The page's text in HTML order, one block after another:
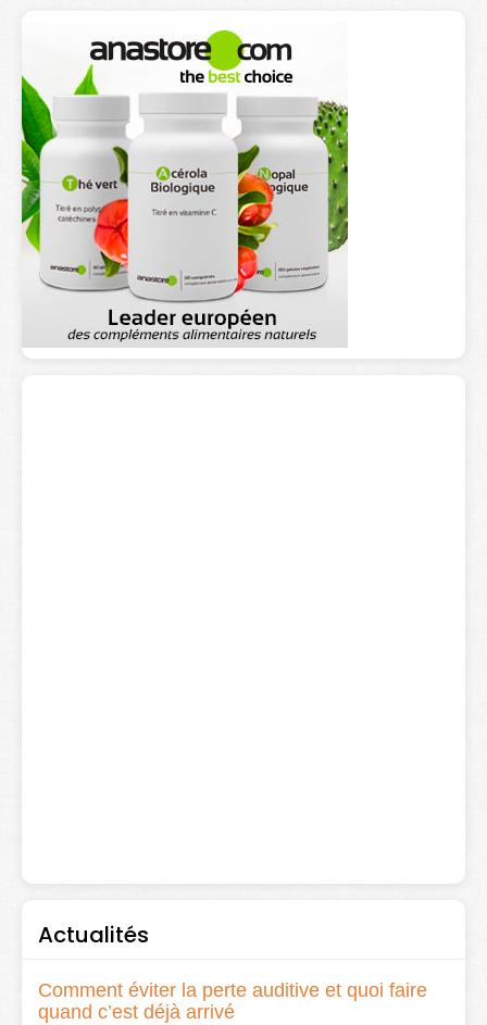
Actualités
Comment éviter la perte auditive et quoi faire
quand c’est déjà arrivé